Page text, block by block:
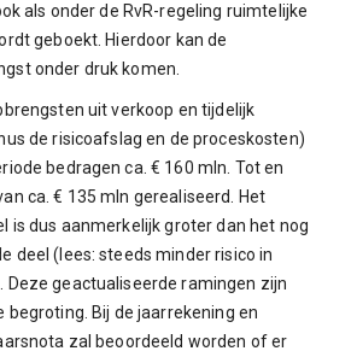
als onder de RvR-regeling ruimtelijke
geboekt. Hierdoor kan de
onder druk komen.
uit verkoop en tijdelijk
de risicoafslag en de proceskosten)
bedragen ca. € 160 mln. Tot en
ca. € 135 mln gerealiseerd. Het
is dus aanmerkelijk groter dan het nog
deel (lees: steeds minder risico in
Deze geactualiseerde ramingen zijn
begroting. Bij de jaarrekening en
zal beoordeeld worden of er